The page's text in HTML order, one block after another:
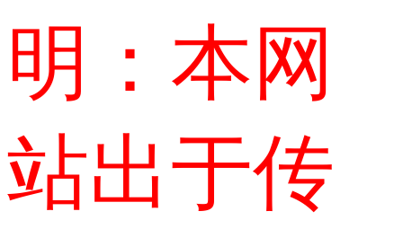
明：本网
站出于传